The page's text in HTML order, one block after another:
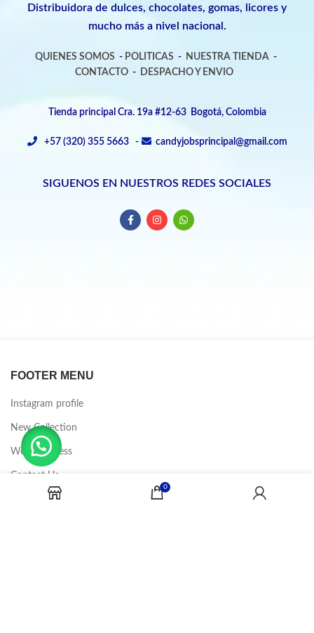
Distribuidora de dulces, chocolates, gomas, licores y
mucho más a nivel nacional.
QUIENES SOMOS - POLITICAS - NUESTRA TIENDA -
CONTACTO- DESPACHO Y ENVIO
Tienda principal Cra. 19a #12-63 Bogotá, Colombia
+57 (320) 355 5663 - candyjobsprincipal@gmail.com
SIGUENOS EN NUESTROS REDES SOCIALES
FOOTER MENU
Instagram profile
New Collection
Woman Dress
Contact Us
Latest News
0